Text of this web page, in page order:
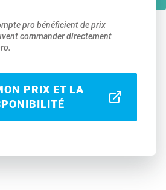
pro bénéficient de prix
commander directement
PRIX ET LA